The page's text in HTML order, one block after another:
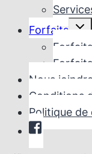
Forfaits
menu
Nous joindre
Conditions
Politique